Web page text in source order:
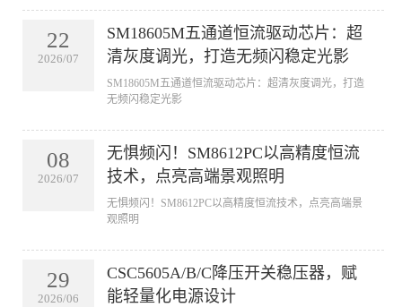
22
2026/07
SM18605M五通道恒流驱动芯片：超
清灰度调光，打造无频闪稳定光影
SM18605M五通道恒流驱动芯片：超清灰度调光，打造
无频闪稳定光影
08
2026/07
无惧频闪！SM8612PC以高精度恒流
技术，点亮高端景观照明
无惧频闪！SM8612PC以高精度恒流技术，点亮高端景
观照明
29
2026/06
CSC5605A/B/C降压开关稳压器，赋
能轻量化电源设计